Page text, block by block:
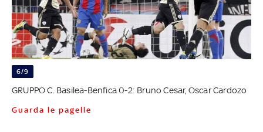
6/9
GRUPPO C. Basilea-Benfica 0-2: Bruno Cesar, Oscar Cardozo
Guarda le pagelle